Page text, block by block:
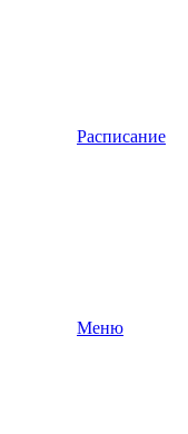
Расписание
Меню